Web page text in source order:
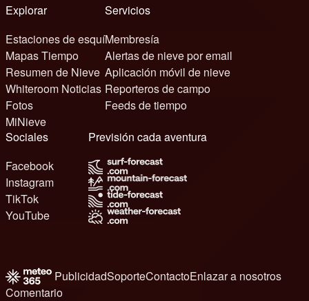
Explorar
Estaciones de esquí
Mapas Tiempo
Resumen de Nieve
Whiteroom Noticias
Fotos
MiNieve
Servicios
Membresía
Alertas de nieve por email
Aplicación móvil de nieve
Reporteros de campo
Feeds de tiempo
Sociales
Facebook
Instagram
TikTok
YouTube
Previsión cada aventura
PublicidadSoporteContactoEnlazar a nosotros
Comentario